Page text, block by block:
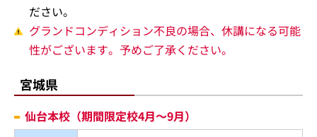
ださい。
グランドコンディション不良の場合、休講になる可能
性がございます。予めご了承ください。
宮城県
仙台本校（期間限定校4月～9月）